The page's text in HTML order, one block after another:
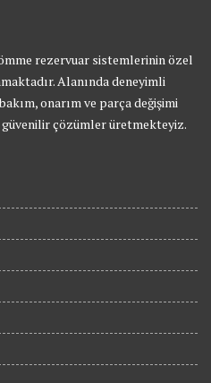
rezervuar sistemlerinin özel
Alanında deneyimli
onarım ve parça değişimi
güvenilir çözümler üretmekteyiz.